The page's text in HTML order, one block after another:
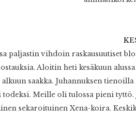
paljastin vihdoin raskausuutiset
Aloitin heti kesäkuun
saakka. Juhannuksen
todeksi. Meille oli tulossa pieni
sekaroituinen Xena-koira.